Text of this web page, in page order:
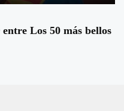
Los 50 más bellos